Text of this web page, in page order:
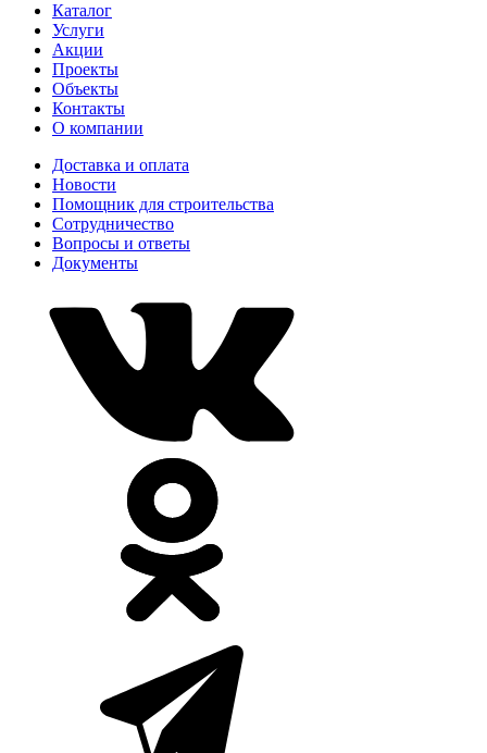
Каталог
Услуги
Акции
Проекты
Объекты
Контакты
О компании
Доставка и оплата
Новости
Помощник для строительства
Сотрудничество
Вопросы и ответы
Документы